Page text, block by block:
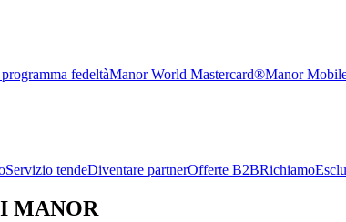
fedeltàManor World Mastercard®Manor
Servizio tendeDiventare partnerOfferte B2BRichiamo
MANOR